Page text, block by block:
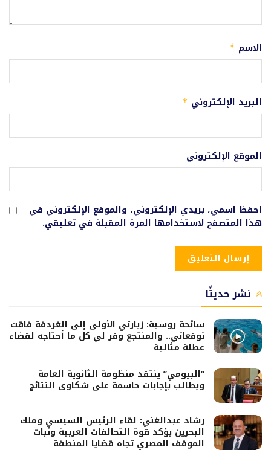
الاسم *
البريد الإلكتروني *
الموقع الإلكتروني
احفظ اسمي، بريدي الإلكتروني، والموقع الإلكتروني في
هذا المتصفح لاستخدامها المرة المقبلة في تعليقي.
نشر حديثًا
سائحة روسية: زيارتي الأولى إلى الغردقة فاقت
توقعاتي.. والمنتجع وفر لي كل ما أحتاجه لقضاء
عطلة مثالية
“البيومي” ينتقد منظومة الثانوية العامة
ويطالب بإجابات حاسمة على شكاوى النتائج
رشاد عبدالغني: لقاء الرئيس السيسي وملك
البحرين يؤكد قوة التحالفات العربية وثبات
الموقف المصري تجاه قضايا المنطقة